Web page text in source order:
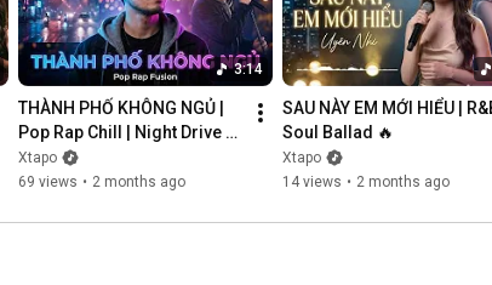
3:14
THÀNH PHỐ KHÔNG NGỦ |
Pop Rap Chill | Night Drive
Vibes
Xtapo
69 views • 2 months ago
SAU NÀY EM MỚI HIỂU |
Soul Ballad 🔥
Xtapo
14 views • 2 months ago